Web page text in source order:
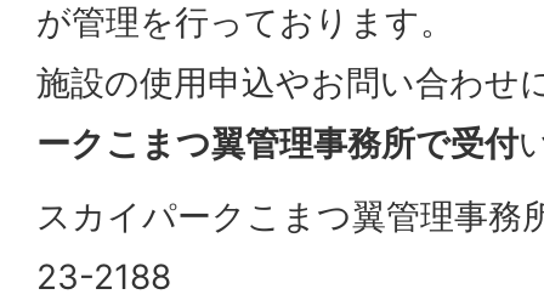
が管理を行っております。
施設の使用申込やお問い合わせ
ークこまつ翼管理事務所で受付
スカイパークこまつ翼管理事務
23-2188